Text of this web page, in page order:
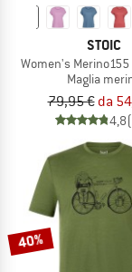
STOIC
Women's
Maglia
79,95 € da
4,8
40%